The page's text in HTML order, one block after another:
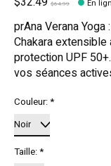
$64.99 En
prAna Verana
Chakara extensible
protection UPF
vos séances
Couleur:*
Taille:*